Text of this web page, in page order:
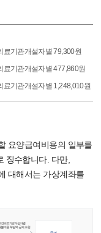
료기관개설자별 79,300원
료기관개설자별 477,860원
료기관개설자별 1,248,010원
요양급여비용의 일부를
징수합니다. 다만,
대해서는 가상계좌를